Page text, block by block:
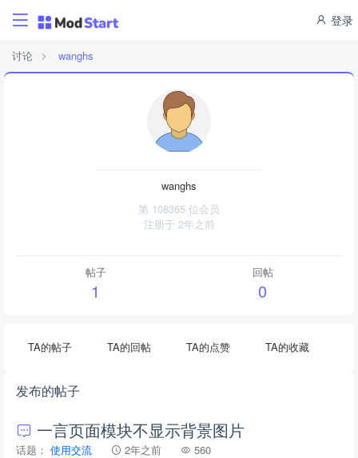
登录
讨论 wanghs
wanghs
第 108365 位会员
注册于 2年之前
帖子
1
回帖
0
TA的帖子 TA的回帖 TA的点赞 TA的收藏
发布的帖子
一言页面模块不显示背景图片
话题： 使用交流 2年之前 560